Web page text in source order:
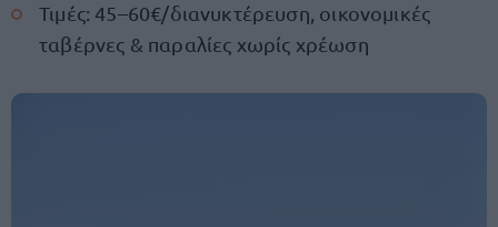
Τιμές: 45–60€/διανυκτέρευση, οικονομικές
ταβέρνες & παραλίες χωρίς χρέωση